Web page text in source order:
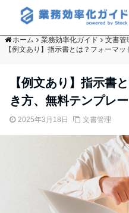
ホーム 業務効率化ガイド
文書管
【例文あり】指示書とは？フォーマ
【例文あり】指示書
き方、無料テンプレ
2025年3月18日 文書管理